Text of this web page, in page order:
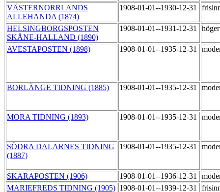
VÄSTERNORRLANDS
ALLEHANDA (1874)
1908-01-01--1930-12-31
HELSINGBORGSPOSTEN
SKÅNE-HALLAND (1890)
1908-01-01--1931-12-31
AVESTAPOSTEN (1898) 1908-01-01--1935-12-31
BORLÄNGE TIDNING (1885) 1908-01-01--1935-12-31
MORA TIDNING (1893) 1908-01-01--1935-12-31
SÖDRA DALARNES TIDNING
(1887)
1908-01-01--1935-12-31
SKARAPOSTEN (1906) 1908-01-01--1936-12-31
MARIEFREDS TIDNING (1905) 1908-01-01--1939-12-31